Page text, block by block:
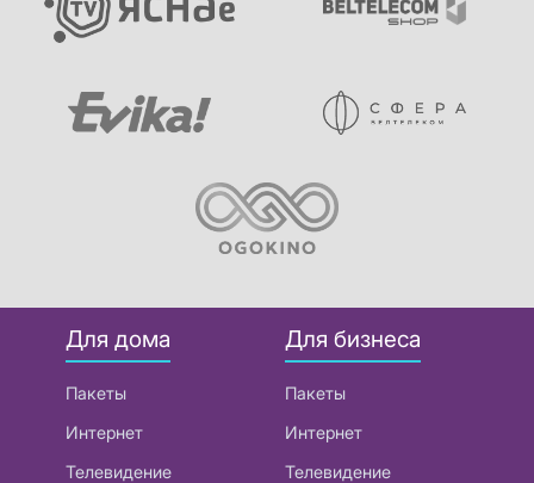
Для дома
Пакеты
Интернет
Телевидение
Для бизнеса
Пакеты
Интернет
Телевидение